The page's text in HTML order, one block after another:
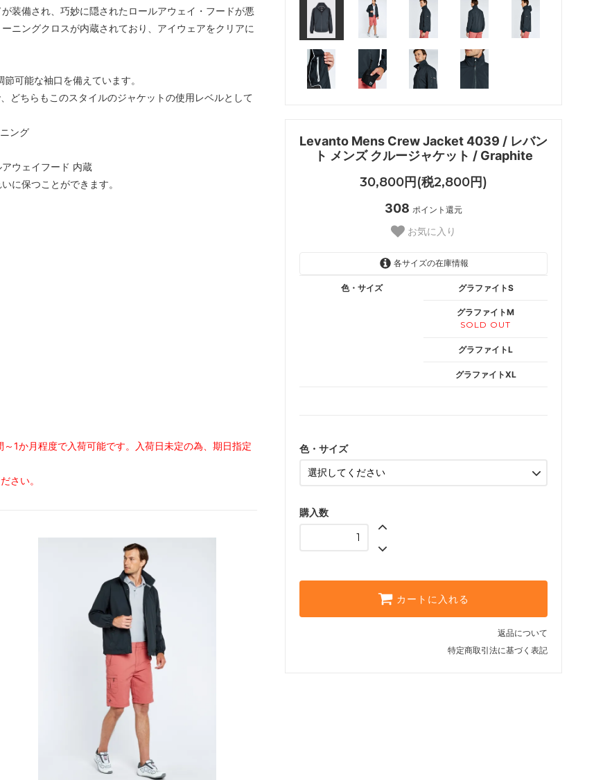
Levanto Mens Crew Jacket 4039 / レバン
ト メンズ クルージャケット / Graphite
30,800円(税2,800円)
308 ポイント還元
お気に入り
各サイズの在庫情報
色・サイズ グラファイトS
グラファイトM
SOLD OUT
グラファイトL
グラファイトXL
色・サイズ
購入数
カートに入れる
返品について
特定商取引法に基づく表記
装備され、巧妙に隠されたロールアウェイ・フードが悪
ニングクロスが内蔵されており、アイウェアをクリアに
可能な袖口を備えています。
ちらもこのスタイルのジャケットの使用レベルとして
ング
ウェイフード 内蔵
に保つことができます。
1か月程度で入荷可能です。入荷日未定の為、期日指定
さい。